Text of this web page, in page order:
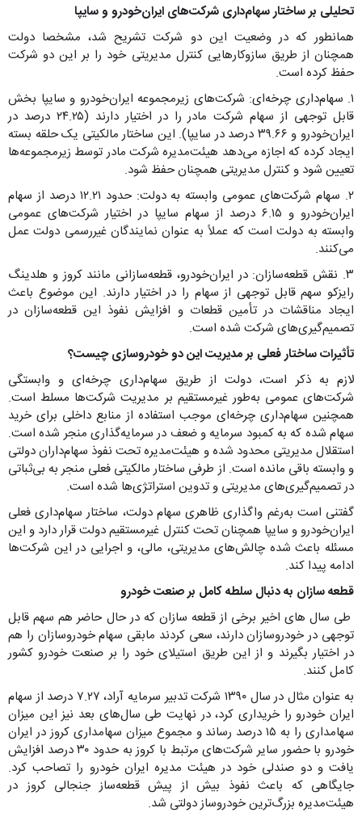
تحلیلی بر ساختار سهام‌داری شرکت‌های ایران‌خودرو و سایپا
همانطور که در وضعیت این دو شرکت تشریح شد، مشخصا دولت
همچنان از طریق سازوکارهایی کنترل مدیریتی خود را بر این دو شرکت
حفظ کرده است.
۱. سهام‌داری چرخه‌ای: شرکت‌های زیرمجموعه ایران‌خودرو و سایپا بخش
قابل توجهی از سهام شرکت مادر را در اختیار دارند (۲۴.۲۵ درصد در
ایران‌خودرو و ۳۹.۶۶ درصد در سایپا). این ساختار مالکیتی یک حلقه بسته
ایجاد کرده که اجازه می‌دهد هیئت‌مدیره شرکت مادر توسط زیرمجموعه‌ها
تعیین شود و کنترل مدیریتی همچنان حفظ شود.
۲. سهام شرکت‌های عمومی وابسته به دولت: حدود ۱۲.۲۱ درصد از سهام
ایران‌خودرو و ۶.۱۵ درصد از سهام سایپا در اختیار شرکت‌های عمومی
وابسته به دولت است که عملاً به عنوان نمایندگان غیررسمی دولت عمل
می‌کنند.
۳. نقش قطعه‌سازان: در ایران‌خودرو، قطعه‌سازانی مانند کروز و هلدینگ
رایزکو سهم قابل توجهی از سهام را در اختیار دارند. این موضوع باعث
ایجاد مناقشات در تأمین قطعات و افزایش نفوذ این قطعه‌سازان در
تصمیم‌گیری‌های شرکت شده است.
تأثیرات ساختار فعلی بر مدیریت این دو خودروسازی چیست؟
لازم به ذکر است، دولت از طریق سهام‌داری چرخه‌ای و وابستگی
شرکت‌های عمومی به‌طور غیرمستقیم بر مدیریت شرکت‌ها مسلط است.
همچنین سهام‌داری چرخه‌ای موجب استفاده از منابع داخلی برای خرید
سهام شده که به کمبود سرمایه و ضعف در سرمایه‌گذاری منجر شده است.
استقلال مدیریتی محدود شده و هیئت‌مدیره تحت نفوذ سهام‌داران دولتی
و وابسته باقی مانده است. از طرفی ساختار مالکیتی فعلی منجر به بی‌ثباتی
در تصمیم‌گیری‌های مدیریتی و تدوین استراتژی‌ها شده است.
گفتنی است به‌رغم واگذاری ظاهری سهام دولت، ساختار سهام‌داری فعلی
ایران‌خودرو و سایپا همچنان تحت کنترل غیرمستقیم دولت قرار دارد و این
مسئله باعث شده چالش‌های مدیریتی، مالی، و اجرایی در این شرکت‌ها
ادامه پیدا کند.
قطعه سازان به دنبال سلطه کامل بر صنعت خودرو
طی سال های اخیر برخی از قطعه سازان که در حال حاضر هم سهم قابل
توجهی در خودروسازان دارند، سعی کردند مابقی سهام خودروسازان را هم
در اختیار بگیرند و از این طریق استیلای خود را بر صنعت خودرو کشور
کامل کنند.
به عنوان مثال در سال ۱۳۹۰ شرکت تدبیر سرمایه آراد، ۷.۲۷ درصد از سهام
ایران خودرو را خریداری کرد، در نهایت طی سال‌های بعد نیز این میزان
سهامداری را به ۱۵ درصد رساند و مجموع میزان سهامداری کروز در ایران
خودرو با حضور سایر شرکت‌های مرتبط با کروز به حدود ۳۰ درصد افزایش
یافت و دو صندلی خود در هیئت مدیره ایران خودرو را تصاحب کرد.
جایگاهی که باعث نفوذ بیش از پیش قطعه‌ساز جنجالی کروز در
هیئت‌مدیره بزرگ‌ترین خودروساز دولتی شد.